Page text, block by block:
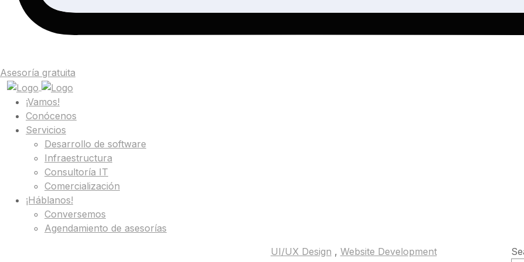
Asesoría gratuita
¡Vamos!
Conócenos
Servicios
Desarrollo de software
Infraestructura
Consultoría IT
Comercialización
¡Háblanos!
Conversemos
Agendamiento de asesorías
UI/UX Design , Website Development